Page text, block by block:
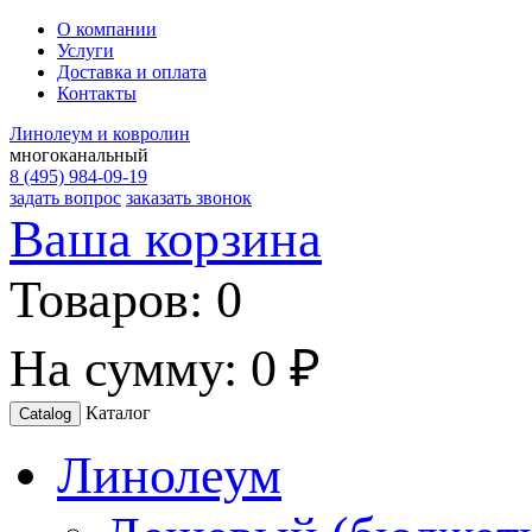
О компании
Услуги
Доставка и оплата
Контакты
Линолеум и ковролин
многоканальный
8 (495) 984-09-19
задать вопрос заказать звонок
Ваша корзина
Товаров: 0
На сумму: 0 ₽
Catalog Каталог
Линолеум